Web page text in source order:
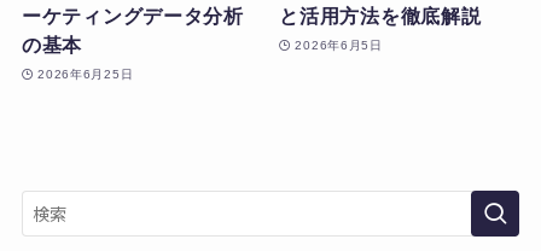
ーケティングデータ分析
の基本
2026年6月25日
と活用方法を徹底解説
2026年6月5日